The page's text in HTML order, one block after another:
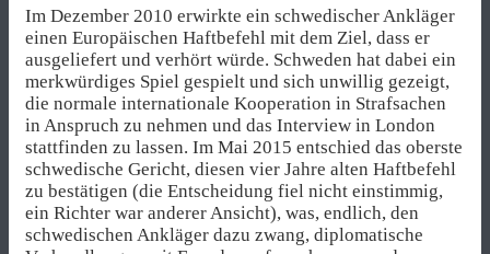
Im Dezember 2010 erwirkte ein schwedischer Ankläger
einen Europäischen Haftbefehl mit dem Ziel, dass er
ausgeliefert und verhört würde. Schweden hat dabei ein
merkwürdiges Spiel gespielt und sich unwillig gezeigt,
die normale internationale Kooperation in Strafsachen
in Anspruch zu nehmen und das Interview in London
stattfinden zu lassen. Im Mai 2015 entschied das oberste
schwedische Gericht, diesen vier Jahre alten Haftbefehl
zu bestätigen (die Entscheidung fiel nicht einstimmig,
ein Richter war anderer Ansicht), was, endlich, den
schwedischen Ankläger dazu zwang, diplomatische